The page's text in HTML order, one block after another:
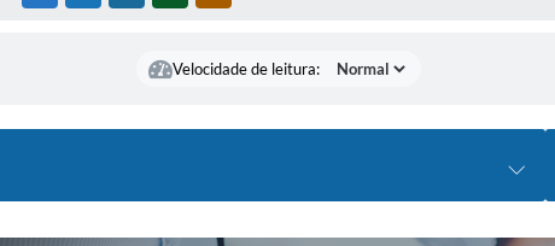
Velocidade de leitura: